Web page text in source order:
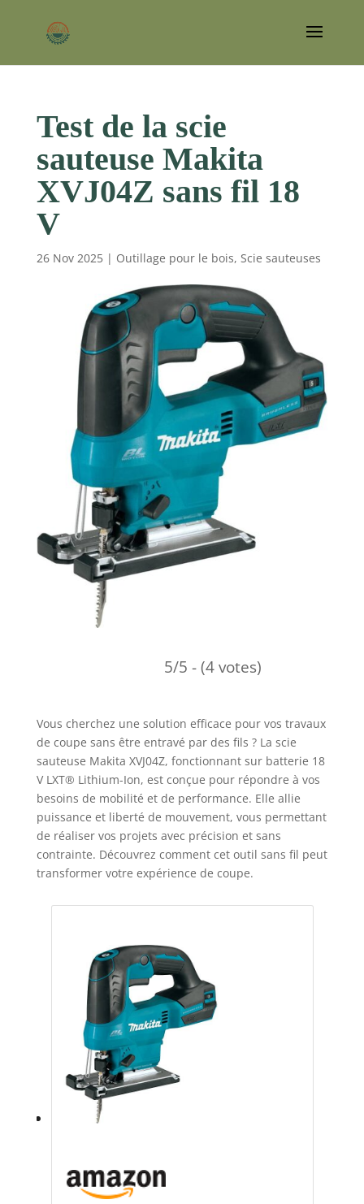
Test de la scie
sauteuse Makita
XVJ04Z sans fil 18
V
26 Nov 2025| Outillage pour le bois, Scie sauteuses
5/5 - (4 votes)
Vous cherchez une solution efficace pour vos travaux
de coupe sans être entravé par des fils ? La scie
sauteuse Makita XVJ04Z, fonctionnant sur batterie 18
V LXT® Lithium-Ion, est conçue pour répondre à vos
besoins de mobilité et de performance. Elle allie
puissance et liberté de mouvement, vous permettant
de réaliser vos projets avec précision et sans
contrainte. Découvrez comment cet outil sans fil peut
transformer votre expérience de coupe.